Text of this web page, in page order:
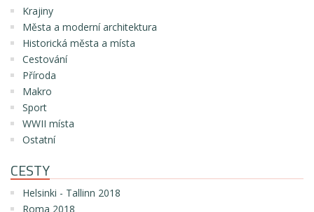
Krajiny
Města a moderní architektura
Historická města a místa
Cestování
Příroda
Makro
Sport
WWII místa
Ostatní
CESTY
Helsinki - Tallinn 2018
Roma 2018